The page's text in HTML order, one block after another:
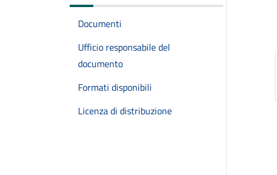
Documenti
Ufficio responsabile del
documento
Formati disponibili
Licenza di distribuzione